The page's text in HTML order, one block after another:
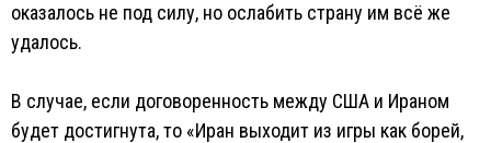
оказалось не под силу, но ослабить страну им всё же
удалось.
В случае, если договоренность между США и Ираном
будет достигнута, то «Иран выходит из игры как борей,